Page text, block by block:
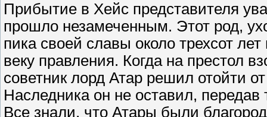
Прибытие в Хейс представителя
прошло незамеченным. Этот род,
пика своей славы около трехсот
веку правления. Когда на престол
советник лорд Атар решил отойти
Наследника он не оставил,
Все знали, что Атары были